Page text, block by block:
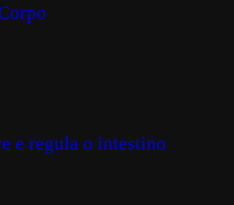
e regula o intestino